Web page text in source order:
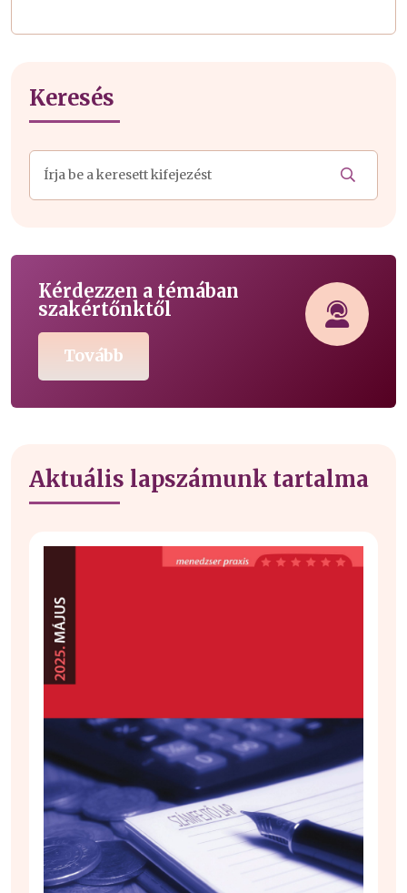
Keresés
Kérdezzen a témában
szakértőnktől
Tovább
Aktuális lapszámunk tartalma